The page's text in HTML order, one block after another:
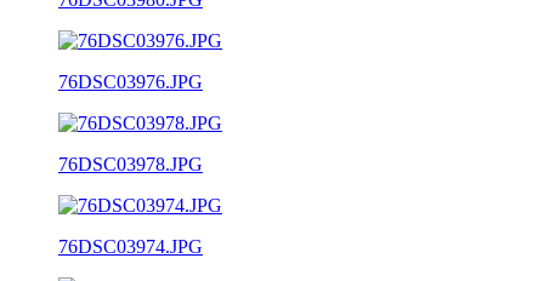
76DSC03976.JPG
76DSC03978.JPG
76DSC03974.JPG